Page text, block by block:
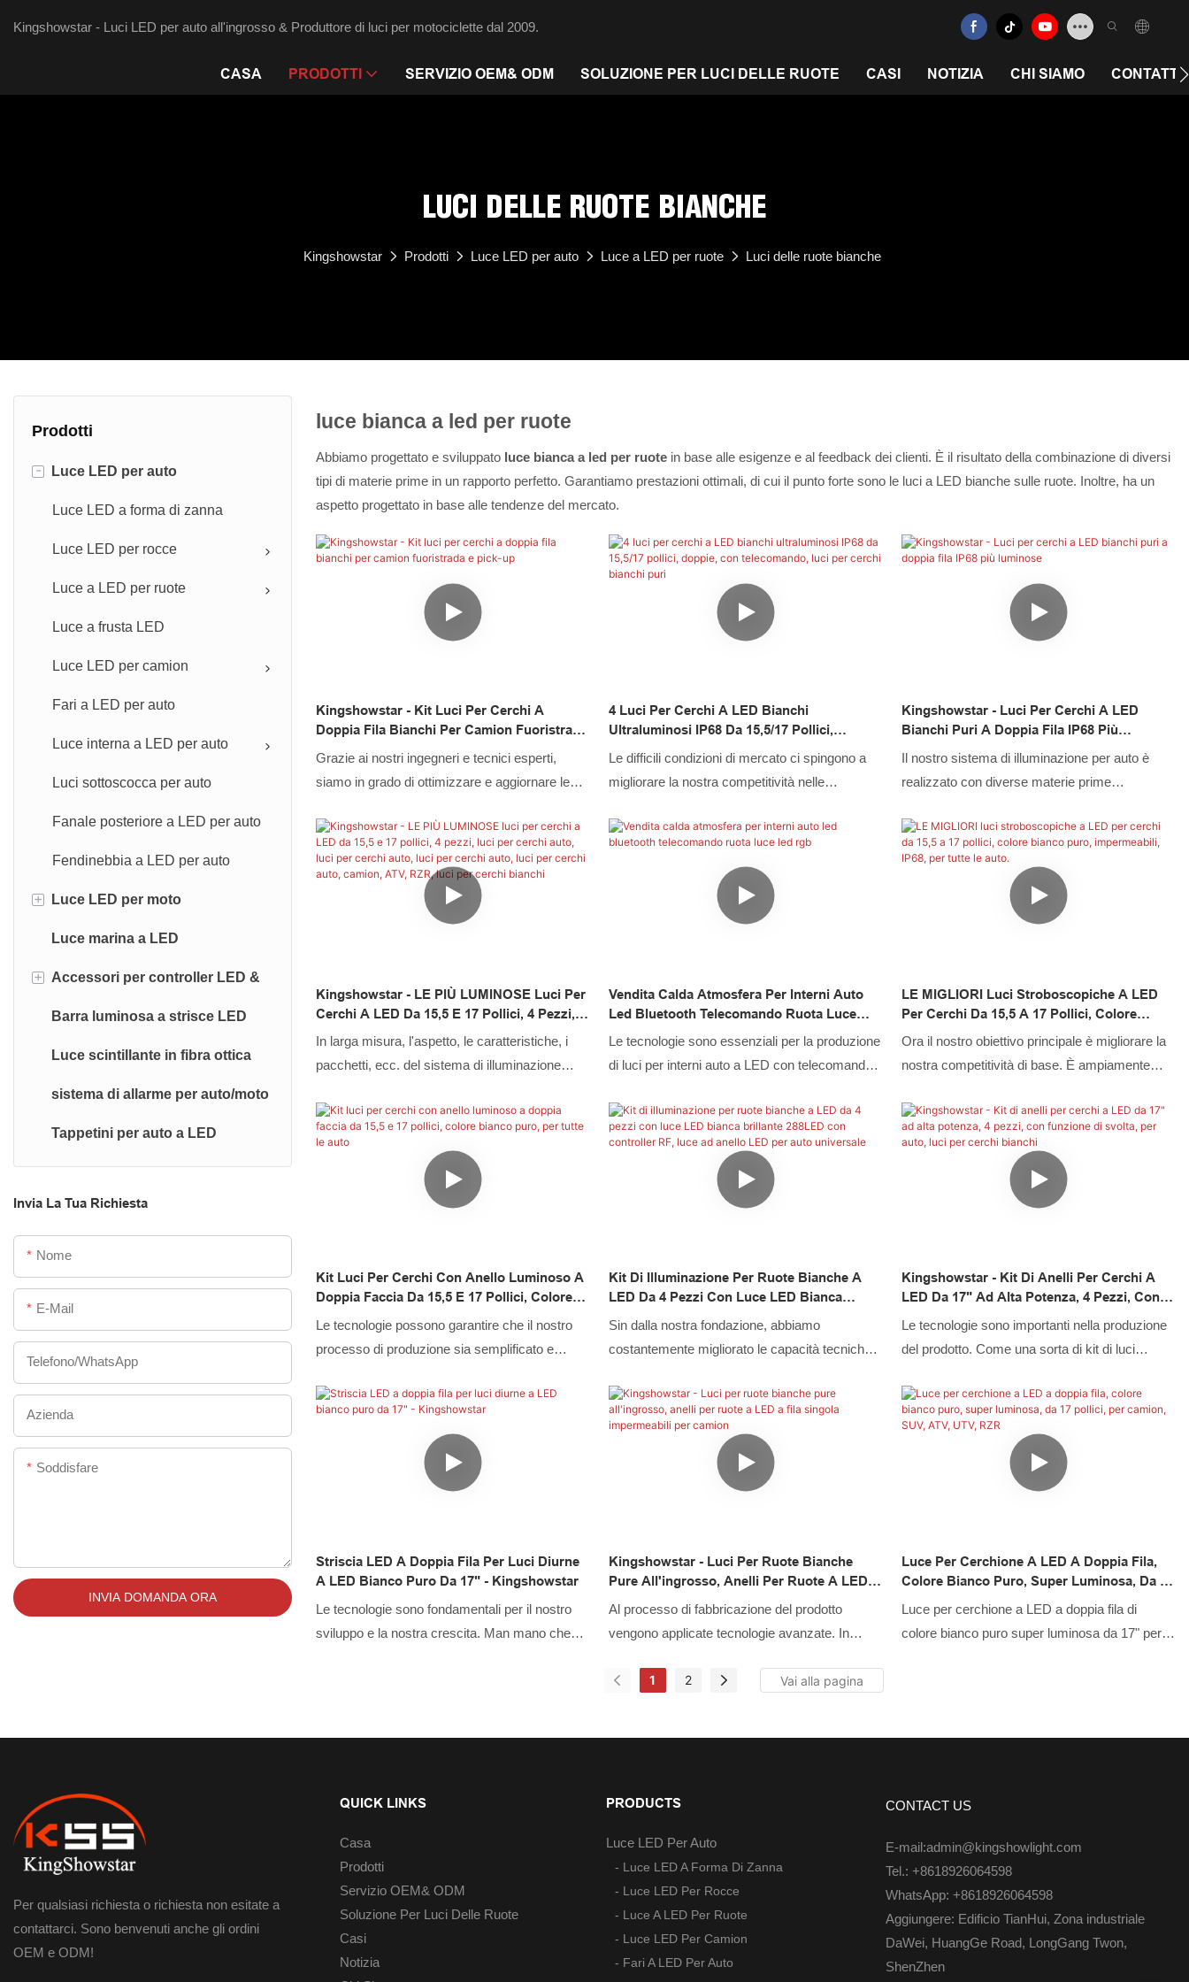
Kingshowstar - Luci LED per auto all'ingrosso & Produttore di luci per motociclette dal 2009.
CASA PRODOTTI SERVIZIO OEM& ODM SOLUZIONE PER LUCI DELLE RUOTE CASI NOTIZIA CHI SIAMO
LUCI DELLE RUOTE BIANCHE
Kingshowstar Prodotti Luce LED per auto Luce a LED per ruote Luci delle ruote bianche
Prodotti
- Luce LED per auto
Luce LED a forma di zanna
Luce LED per rocce
Luce a LED per ruote
Luce a frusta LED
Luce LED per camion
Fari a LED per auto
Luce interna a LED per auto
Luci sottoscocca per auto
Fanale posteriore a LED per auto
Fendinebbia a LED per auto
+ Luce LED per moto
Luci posteriori per motociclette
Faro a LED per moto
Luce targa a LED per moto
Strisce luminose a LED per
Luce marina a LED
+ Accessori per controller LED &
Controllore LED
Sdoppiatore per cavo di prolunga
Barra luminosa a strisce LED
Luce scintillante in fibra ottica
sistema di allarme per auto/moto
Tappetini per auto a LED
Invia La Tua Richiesta
Nome
E-Mail
Telefono/WhatsApp
Azienda
Soddisfare
INVIA DOMANDA ORA
luce bianca a led per ruote
Abbiamo progettato e sviluppato luce bianca a led per ruote in base alle esigenze e al feedback dei clienti. È il risultato della combinazione di diversi
tipi di materie prime in un rapporto perfetto. Garantiamo prestazioni ottimali, di cui il punto forte sono le luci a LED bianche sulle ruote. Inoltre, ha un
aspetto progettato in base alle tendenze del mercato.
Kingshowstar - Kit Luci Per Cerchi A
Doppia Fila Bianchi Per Camion Fuoristrada
Grazie ai nostri ingegneri e tecnici esperti,
siamo in grado di ottimizzare e aggiornare le
del kit di luci per cerchi auto a LED a doppia fila
da 15,5 e 17 pollici, per camion e pick-up
fuoristrada, si rivela molto utile nel campo dei
sistemi di illuminazione per auto.
4 Luci Per Cerchi A LED Bianchi
Ultraluminosi IP68 Da 15,5/17 Pollici,
Le difficili condizioni di mercato ci spingono a
migliorare la nostra competitività nelle
per migliorare le tecnologie che rendono il
processo di produzione più rapido. Attualmente,
il prodotto è perfetto per i campi di applicazione
del sistema di illuminazione per auto
Kingshowstar - Luci Per Cerchi A LED
Bianchi Puri A Doppia Fila IP68 Più
Il nostro sistema di illuminazione per auto è
realizzato con diverse materie prime
Come una sorta di unico e importante anello
luminoso a LED bianco puro a doppia fila IP68,
ha una varietà di usi in molti campi
Kingshowstar - LE PIÙ LUMINOSE Luci Per
Cerchi A LED Da 15,5 E 17 Pollici, 4 Pezzi,
Luci Per Cerchi Auto, Luci Per Cerchi Auto,
Luci Per Cerchi Auto, Luci Per Cerchi Auto,
Camion, ATV, RZR, Luci Per Cerchi Bianchi
In larga misura, l'aspetto, le caratteristiche, i
pacchetti, ecc. del sistema di illuminazione
che attraggono i clienti. Nel processo di
sviluppo di luci per automobili a LED, luci per
rocce a LED, luci a frusta a LED, luci per ruote
a LED, fari a LED, luci per motociclette a LED,
luci per barche a LED, connettori per cavi a
dei clienti, rendendo così le luci per automobili a
LED, luci per rocce a LED, luci a frusta a LED,
luci per ruote a LED, fari a LED, luci per
motociclette a LED, luci per barche a LED,
unici nella loro struttura e nel loro stile di design.
cerchiamo di renderlo eccezionale adottando
materie prime di alto livello
Vendita Calda Atmosfera Per Interni Auto
Led Bluetooth Telecomando Ruota Luce
Led Rgb
Le tecnologie sono essenziali per la produzione
di luci per interni auto a LED con telecomando
aggiornato per diverse generazioni, il prodotto
più recente ha dimostrato di avere usi più
estesi nei sistemi di illuminazione per auto e in
LE MIGLIORI Luci Stroboscopiche A LED
Per Cerchi Da 15,5 A 17 Pollici, Colore
Bianco Puro, Impermeabili, IP68, Per Tutte
Ora il nostro obiettivo principale è migliorare la
nostra competitività di base. È ampiamente
possibile garantire la migliore qualità delle luci
stroboscopiche a LED per cerchi da 15,5 e 17
pollici, di colore bianco puro più luminose,
impermeabili IP68, per tutte le auto. Sono
prodotte per essere utilizzate nel campo dei
Kit Luci Per Cerchi Con Anello Luminoso A
Doppia Faccia Da 15,5 E 17 Pollici, Colore
Le tecnologie possono garantire che il nostro
processo di produzione sia semplificato e
ed energie. La sua copertura di applicazione è
stata estesa al campo della luce bianca delle
Kit Di Illuminazione Per Ruote Bianche A
LED Da 4 Pezzi Con Luce LED Bianca
Ad Anello LED Per Auto Universale
Sin dalla nostra fondazione, abbiamo
costantemente migliorato le capacità tecniche
ruote bianche a LED da 4 pezzi con 288 LED e
controller RF per auto con luce ad anello a LED
universale. Il prodotto è adatto a diversi usi nel
sistema di illuminazione dell'auto
Kingshowstar - Kit Di Anelli Per Cerchi A
LED Da 17" Ad Alta Potenza, 4 Pezzi, Con
Cerchi Bianchi
Le tecnologie sono importanti nella produzione
del prodotto. Come una sorta di kit di luci
multifunzionali per auto con funzione di svolta
da 17" e anello per ruota, può essere
ampiamente trovato negli scenari applicativi del
sistema di illuminazione per auto.
Striscia LED A Doppia Fila Per Luci Diurne
A LED Bianco Puro Da 17" - Kingshowstar
Le tecnologie sono fondamentali per il nostro
sviluppo e la nostra crescita. Man mano che
Kingshowstar - Luci Per Ruote Bianche
Pure All'ingrosso, Anelli Per Ruote A LED A
Al processo di fabbricazione del prodotto
vengono applicate tecnologie avanzate. In
le luci stroboscopiche a LED a fila singola da 4
Luce Per Cerchione A LED A Doppia Fila,
Colore Bianco Puro, Super Luminosa, Da 17
Luce per cerchione a LED a doppia fila di
colore bianco puro super luminosa da 17" per
barca a LED, connettore per cavi a LED,
e certificato da istituzioni autorevoli. Le sue
caratteristiche multifunzionali e pratiche aiutano
a fornire ai clienti vantaggi.
1 2
Per qualsiasi richiesta o richiesta non esitate a
contattarci. Sono benvenuti anche gli ordini
OEM e ODM!
QUICK LINKS
Casa
Prodotti
Servizio OEM& ODM
Soluzione Per Luci Delle Ruote
Casi
Notizia
PRODUCTS
Luce LED Per Auto
- Luce LED A Forma Di Zanna
- Luce LED Per Rocce
- Luce A LED Per Ruote
- Luce LED Per Camion
- Fari A LED Per Auto
CONTACT US
E-mail:admin@kingshowlight.com
Tel.: +8618926064598
WhatsApp: +8618926064598
Aggiungere: Edificio TianHui, Zona industriale
DaWei, HuangGe Road, LongGang Twon,
ShenZhen